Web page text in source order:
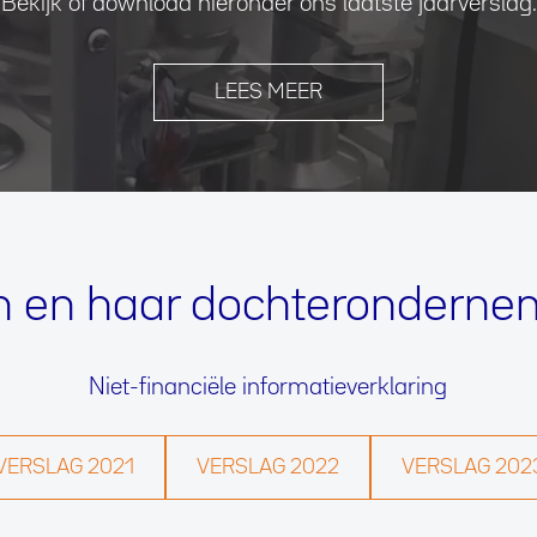
LEES MEER
en haar
Niet-financiële informatieverklaring
2021 VERSLAG 2022 VERSLAG